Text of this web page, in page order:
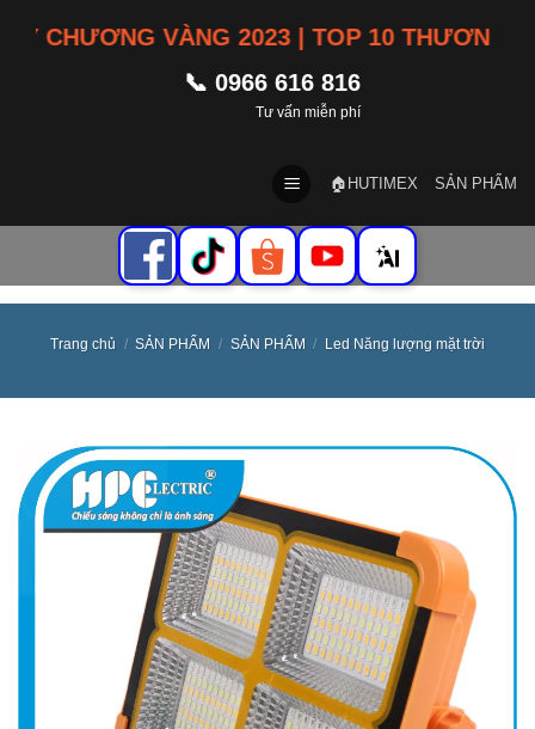
VÀNG 2023 | TOP 10 THƯƠNG
📞 0966 616 816
Tư vấn miễn phí
🏠HUTIMEX SẢN PHẨM
Trang chủ / SẢN PHẨM / SẢN PHẨM / Led Năng lượng mặt trời